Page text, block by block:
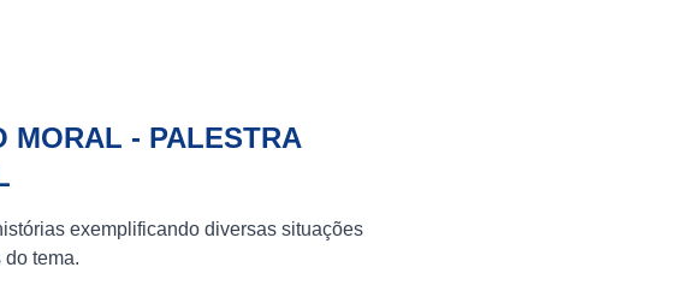
MORAL - PALESTRA
exemplificando diversas situações
tema.